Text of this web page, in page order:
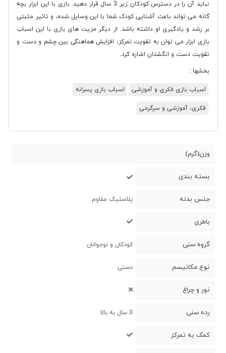
نباید آن را در دسترس کودکان زیر 3 سال قرار دهید. بازی با این ابزار بچه
گانه می تواند باعث آشنایی کودک شما با این وسایل شده، و تاثیر مثبتی
بر رشد و یادگیری او داشته باشد. از دیگر مزیت های بازی با این اسباب
بازی ابزار می توان به تقویت تمرکز، افزایش هماهنگی بین چشم و دست و
تقویت دست و انگشتان اشاره کرد.
بخشها :
اسباب بازی فکری و آموزشی اسباب بازی پسرانه
فکری، آموزشی و سرگرمی
وزن(گرم)
بسته بندی
جنس بدنه پلاستیک مقاوم
باطری
گروه سنی کودکان و نوجوانان
نوع مکانیسم دستی
نور و چراغ
رده سنی 3 سال به بالا
کمک به تمرکز